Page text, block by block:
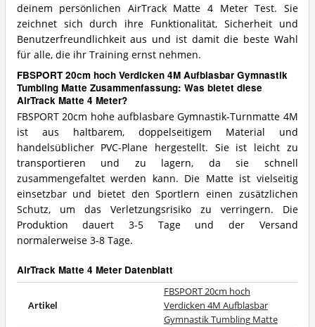
deinem persönlichen AirTrack Matte 4 Meter Test. Sie
zeichnet sich durch ihre Funktionalität, Sicherheit und
Benutzerfreundlichkeit aus und ist damit die beste Wahl
für alle, die ihr Training ernst nehmen.
FBSPORT 20cm hoch Verdicken 4M Aufblasbar Gymnastik
Tumbling Matte Zusammenfassung: Was bietet diese
AirTrack Matte 4 Meter?
FBSPORT 20cm hohe aufblasbare Gymnastik-Turnmatte 4M
ist aus haltbarem, doppelseitigem Material und
handelsüblicher PVC-Plane hergestellt. Sie ist leicht zu
transportieren und zu lagern, da sie schnell
zusammengefaltet werden kann. Die Matte ist vielseitig
einsetzbar und bietet den Sportlern einen zusätzlichen
Schutz, um das Verletzungsrisiko zu verringern. Die
Produktion dauert 3-5 Tage und der Versand
normalerweise 3-8 Tage.
AirTrack Matte 4 Meter Datenblatt
Artikel
FBSPORT 20cm hoch
Verdicken 4M Aufblasbar
Gymnastik Tumbling Matte